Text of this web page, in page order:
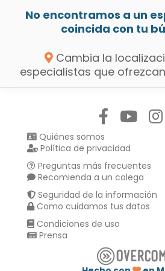
No encontramos a un
coincida con tu
Cambia la
especialistas que
Quiénes somos
Política de privacidad
Preguntas más frecuentes
Recomienda a un colega
Seguridad de la información
Como cuidamos tus datos
Condiciones de uso
Prensa